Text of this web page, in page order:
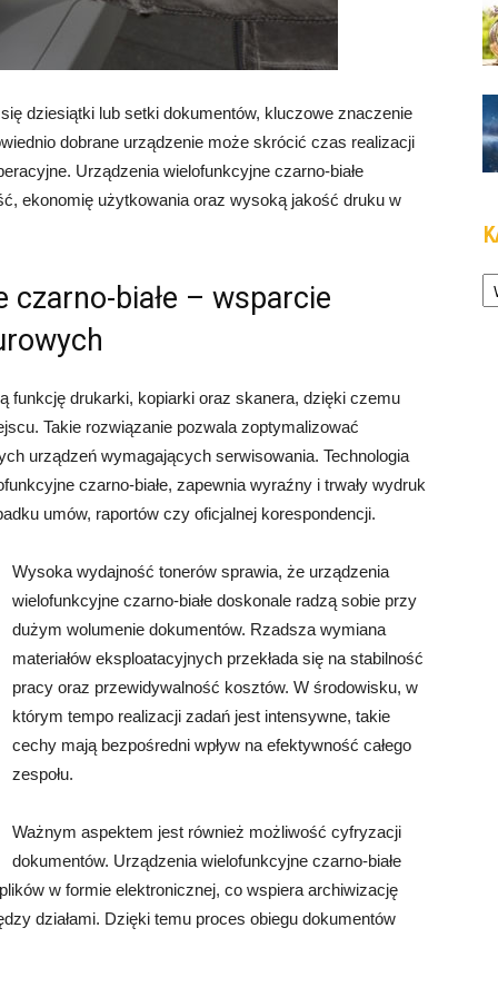
dziesiątki lub setki dokumentów, kluczowe znaczenie
dobrane urządzenie może skrócić czas realizacji
Urządzenia wielofunkcyjne czarno-białe
ekonomię użytkowania oraz wysoką jakość druku w
białe – wsparcie
funkcję drukarki, kopiarki oraz skanera, dzięki czemu
Takie rozwiązanie pozwala zoptymalizować
urządzeń wymagających serwisowania. Technologia
czarno-białe, zapewnia wyraźny i trwały wydruk
umów, raportów czy oficjalnej korespondencji.
Wysoka wydajność tonerów sprawia, że urządzenia
wielofunkcyjne czarno-białe doskonale radzą sobie przy
dużym wolumenie dokumentów. Rzadsza wymiana
materiałów eksploatacyjnych przekłada się na stabilność
pracy oraz przewidywalność kosztów. W środowisku, w
którym tempo realizacji zadań jest intensywne, takie
cechy mają bezpośredni wpływ na efektywność całego
zespołu.
Ważnym aspektem jest również możliwość cyfryzacji
dokumentów. Urządzenia wielofunkcyjne czarno-białe
w formie elektronicznej, co wspiera archiwizację
działami. Dzięki temu proces obiegu dokumentów